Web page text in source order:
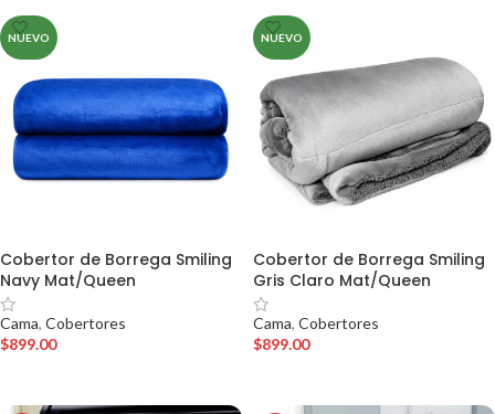
NUEVO
Cobertor de Borrega Smiling
Navy Mat/Queen
Cama, Cobertores
$899.00
NUEVO
Cobertor de Borrega Smiling
Gris Claro Mat/Queen
Cama, Cobertores
$899.00